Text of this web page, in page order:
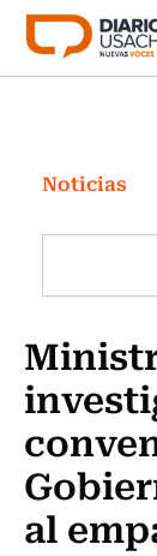
Click acá para
Cultura
Noticias
al